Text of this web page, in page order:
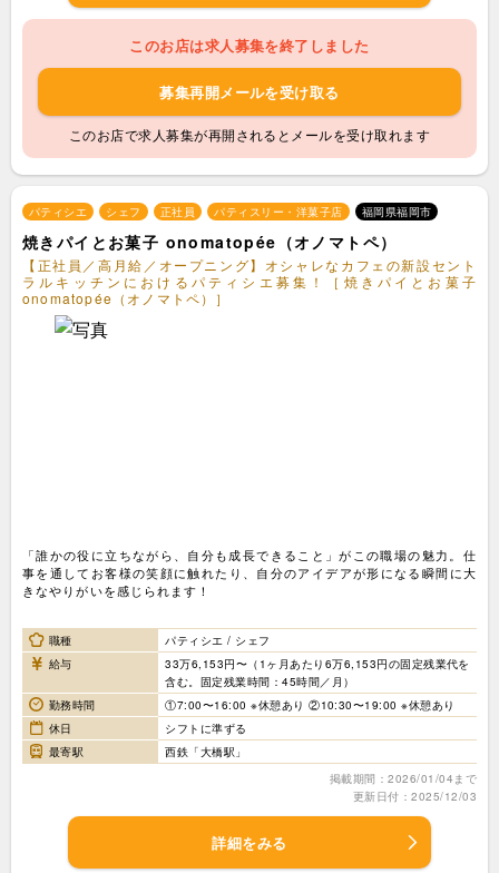
このお店は求人募集を終了しました
募集再開メールを受け取る
このお店で求人募集が再開されるとメールを受け取れます
パティシエ シェフ 正社員 パティスリー・洋菓子店 福岡県福岡市
焼きパイとお菓子 onomatopée（オノマトペ）
【正社員／高月給／オープニング】オシャレなカフェの新設セント
ラルキッチンにおけるパティシエ募集！［焼きパイとお菓子
onomatopée（オノマトペ）］
「誰かの役に立ちながら、自分も成長できること」がこの職場の魅力。仕
事を通してお客様の笑顔に触れたり、自分のアイデアが形になる瞬間に大
きなやりがいを感じられます！
職種
パティシエ / シェフ
給与
33万6,153円〜（1ヶ月あたり6万6,153円の固定残業代を
含む。固定残業時間：45時間／月）
勤務時間
①7:00〜16:00 ※休憩あり ②10:30〜19:00 ※休憩あり
休日
シフトに準ずる
最寄駅
西鉄「大橋駅」
掲載期間：2026/01/04まで
更新日付：2025/12/03
詳細をみる